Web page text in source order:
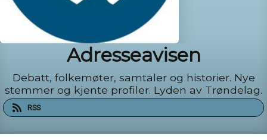
Adresseavisen
Debatt, folkemøter, samtaler og historier. Nye
stemmer og kjente profiler. Lyden av Trøndelag.
RSS